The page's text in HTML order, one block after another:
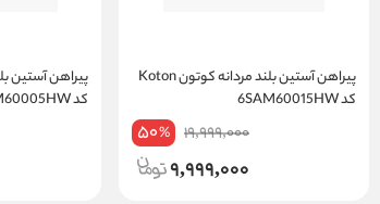
پیراهن آستین بلند مردانه کوتون Koton
کد 6SAM60015HW
19,999,000
50%
9,999,000
کد 6SAM60005HW